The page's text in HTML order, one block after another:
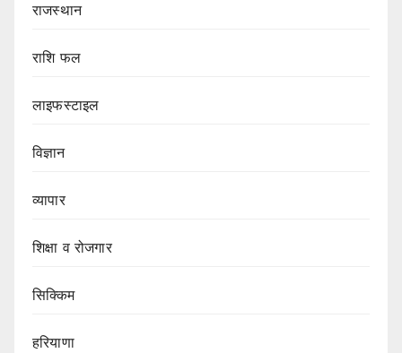
राजस्थान
राशि फल
लाइफस्टाइल
विज्ञान
व्यापार
शिक्षा व रोजगार
सिक्किम
हरियाणा